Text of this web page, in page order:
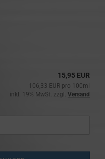
15,95 EUR
106,33 EUR pro 100ml
inkl. 19% MwSt. zzgl. Versand